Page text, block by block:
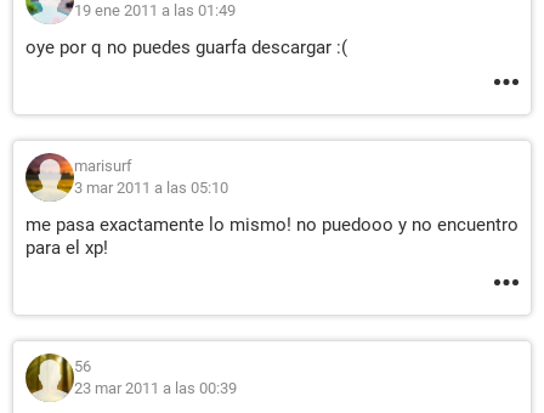
19 ene 2011 a las 01:49
oye por q no puedes guarfa descargar :(
marisurf
3 mar 2011 a las 05:10
me pasa exactamente lo mismo! no puedooo y no encuentro
para el xp!
56
23 mar 2011 a las 00:39